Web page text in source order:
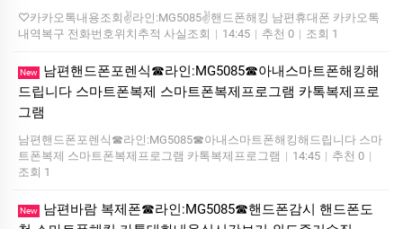
♡카카오톡내용조회✌️라인:MG5085✌️핸드폰해킹 남편휴대폰 카카오톡
내역복구 전화번호위치추적 사실조회 | 14:45 | 추천 0 | 조회 1
New
남편핸드폰포렌식☎라인:MG5085☎아내스마트폰해킹해
드립니다 스마트폰복제 스마트폰복제프로그램 카톡복제프로
그램
남편핸드폰포렌식☎라인:MG5085☎아내스마트폰해킹해드립니다 스마
트폰복제 스마트폰복제프로그램 카톡복제프로그램 | 14:45 | 추천 0 |
조회 1
New
남편바람 복제폰☎라인:MG5085☎핸드폰감시 핸드폰도